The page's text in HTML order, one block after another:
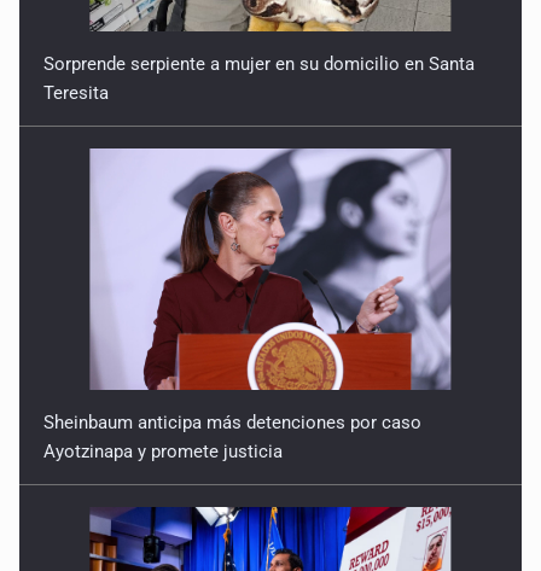
Sorprende serpiente a mujer en su domicilio en Santa
Teresita
Sheinbaum anticipa más detenciones por caso
Ayotzinapa y promete justicia